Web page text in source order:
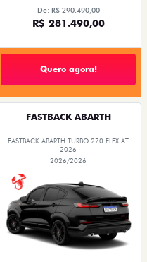
De: R$ 290.490,00
R$ 281.490,00
Quero agora!
FASTBACK ABARTH
FASTBACK ABARTH TURBO 270 FLEX AT
2026
2026/2026